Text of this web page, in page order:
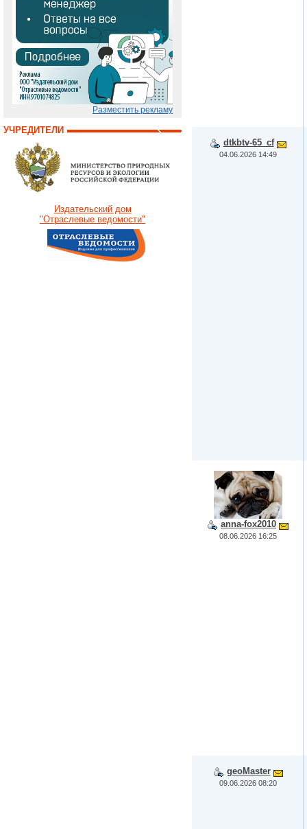
Разместить рекламу
УЧРЕДИТЕЛИ
Издательский дом
"Отраслевые ведомости"
dtkbtv-65_cf
04.06.2026 14:49
anna-fox2010
08.06.2026 16:25
geoMaster
09.06.2026 08:20